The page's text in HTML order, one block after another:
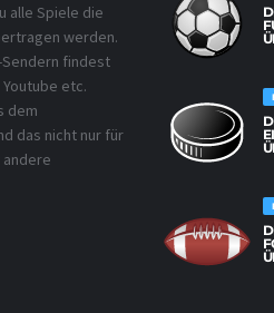
alle Spiele die
werden.
Sendern findest
etc.
dem
das nicht nur für
andere